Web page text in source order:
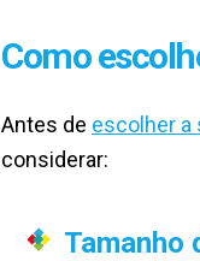
Como
Antes de escolher a
considerar:
Tamanho